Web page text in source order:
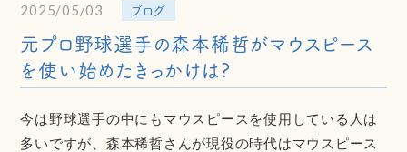
2025/05/03 ブログ
元プロ野球選手の森本稀哲がマウスピース
を使い始めたきっかけは?
今は野球選手の中にもマウスピースを使用している人は
多いですが、森本稀哲さんが現役の時代はマウスピース